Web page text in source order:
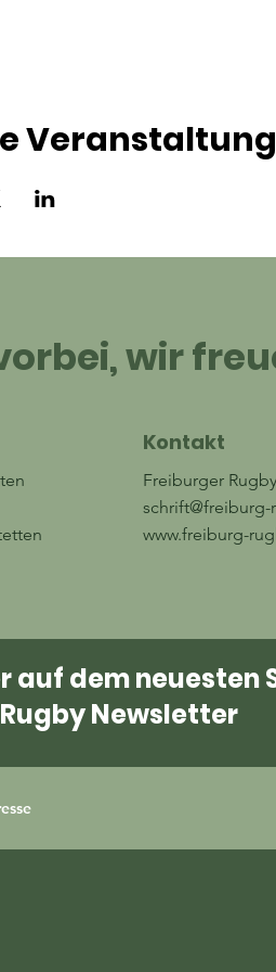
wir
Kontakt
Freiburger
www.freiburg-
auf dem neuesten
Newsletter